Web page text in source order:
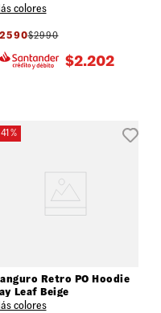
colores
2590$2990
$2.202
41 %
Retro PO Hoodie
Leaf Beige
colores